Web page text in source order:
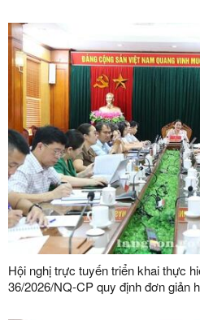
Hội nghị trực tuyến triển khai thực
36/2026/NQ-CP quy định đơn giản